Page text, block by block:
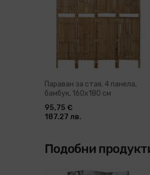
Параван за стая, 4 панела,
бамбук, 160x180 см
95,75 €
187.27 лв.
Подобни